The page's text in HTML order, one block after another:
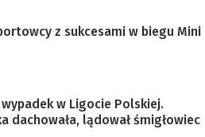
z sukcesami w biegu Mini
w Ligocie Polskiej.
dachowała, lądował śmigłowiec